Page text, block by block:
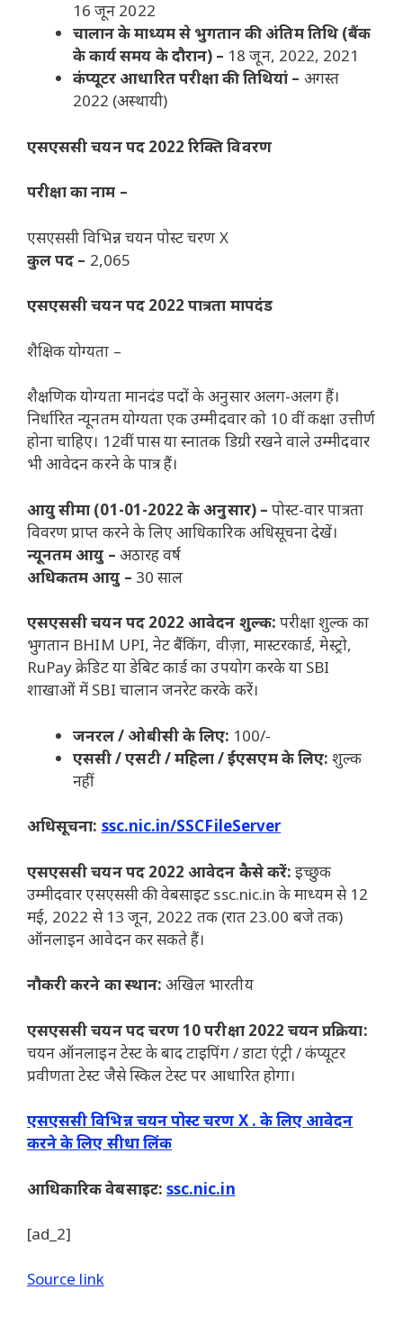
16 जून 2022
चालान के माध्यम से भुगतान की अंतिम तिथि (बैंक
के कार्य समय के दौरान) – 18 जून, 2022, 2021
कंप्यूटर आधारित परीक्षा की तिथियां – अगस्त
2022 (अस्थायी)
एसएससी चयन पद 2022 रिक्ति विवरण
परीक्षा का नाम –
एसएससी विभिन्न चयन पोस्ट चरण X
कुल पद – 2,065
एसएससी चयन पद 2022पात्रता मापदंड
शैक्षिक योग्यता –
शैक्षणिक योग्यता मानदंड पदों के अनुसार अलग-अलग हैं।
निर्धारित न्यूनतम योग्यता एक उम्मीदवार को 10 वीं कक्षा उत्तीर्ण
होना चाहिए। 12वीं पास या स्नातक डिग्री रखने वाले उम्मीदवार
भी आवेदन करने के पात्र हैं।
आयु सीमा (01-01-2022 के अनुसार) – पोस्ट-वार पात्रता
विवरण प्राप्त करने के लिए आधिकारिक अधिसूचना देखें।
न्यूनतम आयु – अठारह वर्ष
अधिकतम आयु – 30 साल
एसएससी चयन पद 2022 आवेदन शुल्क: परीक्षा शुल्क का
भुगतान BHIM UPI, नेट बैंकिंग, वीज़ा, मास्टरकार्ड, मेस्ट्रो,
RuPay क्रेडिट या डेबिट कार्ड का उपयोग करके या SBI
शाखाओं में SBI चालान जनरेट करके करें।
जनरल / ओबीसी के लिए: 100/-
एससी / एसटी / महिला / ईएसएम के लिए:शुल्क
नहीं
अधिसूचना: ssc.nic.in/SSCFileServer
एसएससी चयन पद 2022 आवेदन कैसे करें: इच्छुक
उम्मीदवार एसएससी की वेबसाइट ssc.nic.in के माध्यम से 12
मई, 2022 से 13 जून, 2022 तक (रात 23.00 बजे तक)
ऑनलाइन आवेदन कर सकते हैं।
नौकरी करने का स्थान: अखिल भारतीय
एसएससी चयन पद चरण 10 परीक्षा 2022 चयन प्रक्रिया:
चयन ऑनलाइन टेस्ट के बाद टाइपिंग / डाटा एंट्री / कंप्यूटर
प्रवीणता टेस्ट जैसे स्किल टेस्ट पर आधारित होगा।
एसएससी विभिन्न चयन पोस्ट चरण X . के लिए आवेदन
करने के लिए सीधा लिंक
आधिकारिक वेबसाइट: ssc.nic.in
[ad_2]
Source link